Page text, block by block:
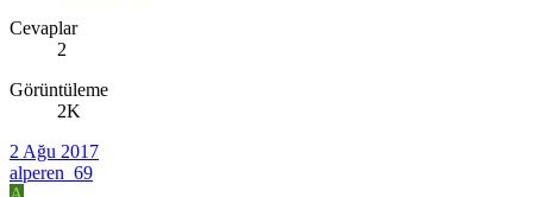
Cevaplar
2
Görüntüleme
2K
2 Ağu 2017
alperen_69